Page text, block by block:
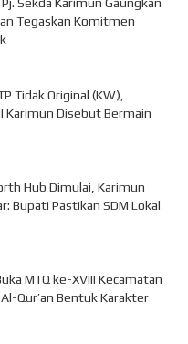
Tegaskan Komitmen
Tidak Original (KW),
Karimun Disebut Bermain
Hub Dimulai, Karimun
Bupati Pastikan SDM Lokal
MTQ ke-XVIII Kecamatan
Qur’an Bentuk Karakter